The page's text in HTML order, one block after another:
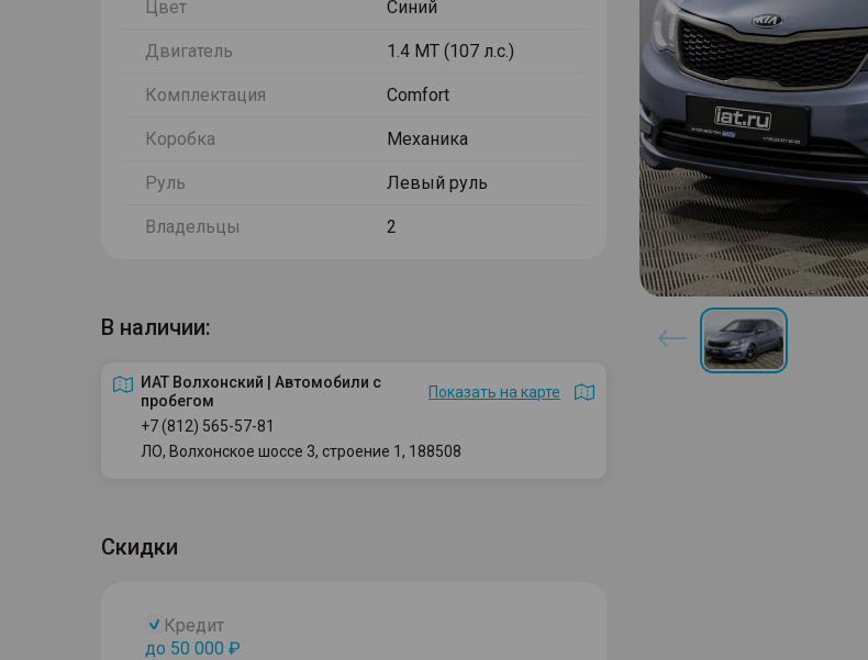
Цвет Синий
Двигатель 1.4 MT (107 л.с.)
Комплектация Comfort
Коробка Механика
Руль Левый руль
Владельцы 2
В наличии:
ИАТ Волхонский | Автомобили с
пробегом
Показать на карте
+7 (812) 565-57-81
ЛО, Волхонское шоссе 3, строение 1, 188508
Скидки
Кредит
до 50 000 ₽